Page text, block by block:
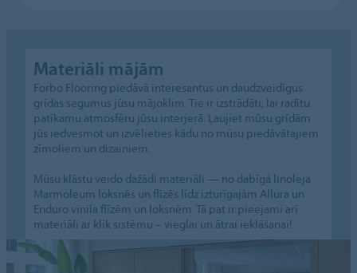
Materiāli mājām
Forbo Flooring piedāvā interesantus un daudzveidīgus
grīdas segumus jūsu mājoklim. Tie ir izstrādāti, lai radītu
patīkamu atmosfēru jūsu interjerā. Ļaujiet mūsu grīdām
jūs iedvesmot un izvēlieties kādu no mūsu piedāvātajiem
zīmoliem un dizainiem.
Mūsu klāstu veido dažādi materiāli — no dabīgā linoleja
Marmoleum loksnēs un flīzēs līdz izturīgajām Allura un
Enduro vinila flīzēm un loksnēm. Tā pat ir pieejami arī
materiāli ar klik sistēmu – vieglai un ātrai ieklāšanai!